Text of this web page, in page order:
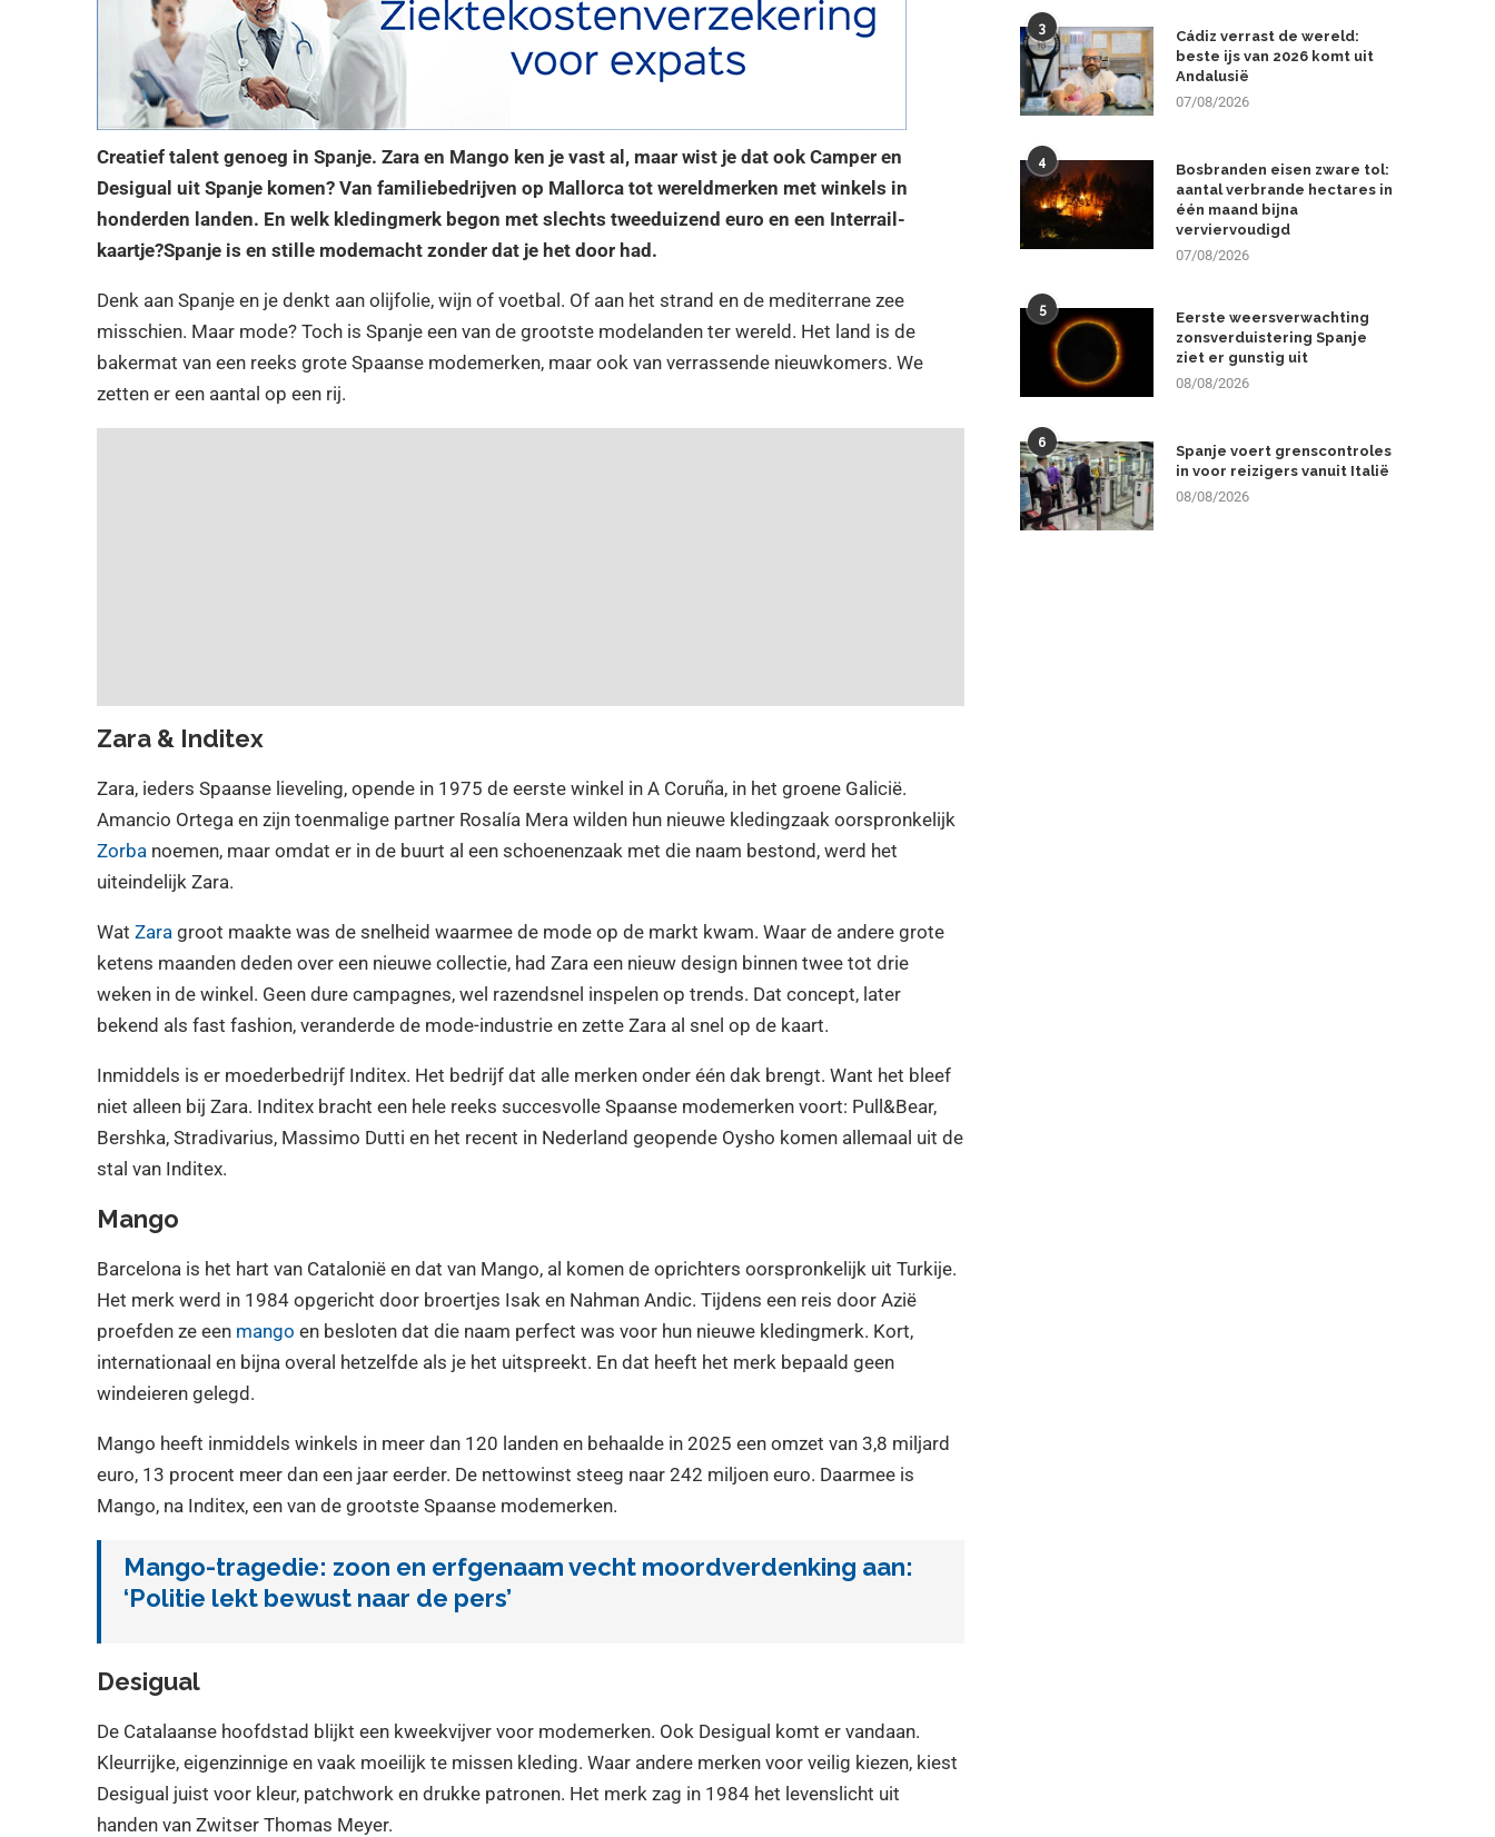
Creatief talent genoeg in Spanje. Zara en Mango ken je vast al, maar wist je dat ook Camper en
Desigual uit Spanje komen? Van familiebedrijven op Mallorca tot wereldmerken met winkels in
honderden landen. En welk kledingmerk begon met slechts tweeduizend euro en een Interrail-
kaartje?Spanje is en stille modemacht zonder dat je het door had.
Denk aan Spanje en je denkt aan olijfolie, wijn of voetbal. Of aan het strand en de mediterrane zee
misschien. Maar mode? Toch is Spanje een van de grootste modelanden ter wereld. Het land is de
bakermat van een reeks grote Spaanse modemerken, maar ook van verrassende nieuwkomers. We
zetten er een aantal op een rij.
Zara & Inditex
Zara, ieders Spaanse lieveling, opende in 1975 de eerste winkel in A Coruña, in het groene Galicië.
Amancio Ortega en zijn toenmalige partner Rosalía Mera wilden hun nieuwe kledingzaak oorspronkelijk
Zorba noemen, maar omdat er in de buurt al een schoenenzaak met die naam bestond, werd het
uiteindelijk Zara.
Wat Zara groot maakte was de snelheid waarmee de mode op de markt kwam. Waar de andere grote
ketens maanden deden over een nieuwe collectie, had Zara een nieuw design binnen twee tot drie
weken in de winkel. Geen dure campagnes, wel razendsnel inspelen op trends. Dat concept, later
bekend als fast fashion, veranderde de mode-industrie en zette Zara al snel op de kaart.
Inmiddels is er moederbedrijf Inditex. Het bedrijf dat alle merken onder één dak brengt. Want het bleef
niet alleen bij Zara. Inditex bracht een hele reeks succesvolle Spaanse modemerken voort: Pull&Bear,
Bershka, Stradivarius, Massimo Dutti en het recent in Nederland geopende Oysho komen allemaal uit de
stal van Inditex.
Mango
Barcelona is het hart van Catalonië en dat van Mango, al komen de oprichters oorspronkelijk uit Turkije.
Het merk werd in 1984 opgericht door broertjes Isak en Nahman Andic. Tijdens een reis door Azië
proefden ze een mango en besloten dat die naam perfect was voor hun nieuwe kledingmerk. Kort,
internationaal en bijna overal hetzelfde als je het uitspreekt. En dat heeft het merk bepaald geen
windeieren gelegd.
Mango heeft inmiddels winkels in meer dan 120 landen en behaalde in 2025 een omzet van 3,8 miljard
euro, 13 procent meer dan een jaar eerder. De nettowinst steeg naar 242 miljoen euro. Daarmee is
Mango, na Inditex, een van de grootste Spaanse modemerken.
Mango-tragedie: zoon en erfgenaam vecht moordverdenking aan:
‘Politie lekt bewust naar de pers’
Desigual
De Catalaanse hoofdstad blijkt een kweekvijver voor modemerken. Ook Desigual komt er vandaan.
Kleurrijke, eigenzinnige en vaak moeilijk te missen kleding. Waar andere merken voor veilig kiezen, kiest
Desigual juist voor kleur, patchwork en drukke patronen. Het merk zag in 1984 het levenslicht uit
handen van Zwitser Thomas Meyer.
3
Cádiz verrast de wereld:
beste ijs van 2026 komt uit
Andalusië
07/08/2026
4
Bosbranden eisen zware tol:
aantal verbrande hectares in
één maand bijna
verviervoudigd
07/08/2026
5
Eerste weersverwachting
zonsverduistering Spanje
ziet er gunstig uit
08/08/2026
6
Spanje voert grenscontroles
in voor reizigers vanuit Italië
08/08/2026